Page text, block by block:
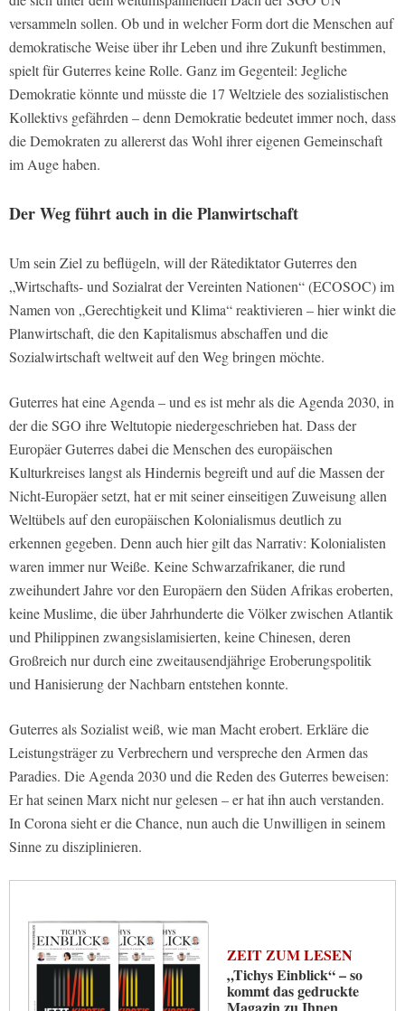
versammeln sollen. Ob und in welcher Form dort die Menschen auf
demokratische Weise über ihr Leben und ihre Zukunft bestimmen,
spielt für Guterres keine Rolle. Ganz im Gegenteil: Jegliche
Demokratie könnte und müsste die 17 Weltziele des sozialistischen
Kollektivs gefährden – denn Demokratie bedeutet immer noch, dass
die Demokraten zu allererst das Wohl ihrer eigenen Gemeinschaft
im Auge haben.
Der Weg führt auch in die Planwirtschaft
Um sein Ziel zu beflügeln, will der Rätediktator Guterres den
„Wirtschafts- und Sozialrat der Vereinten Nationen“ (ECOSOC) im
Namen von „Gerechtigkeit und Klima“ reaktivieren – hier winkt die
Planwirtschaft, die den Kapitalismus abschaffen und die
Sozialwirtschaft weltweit auf den Weg bringen möchte.
Guterres hat eine Agenda – und es ist mehr als die Agenda 2030, in
der die SGO ihre Weltutopie niedergeschrieben hat. Dass der
Europäer Guterres dabei die Menschen des europäischen
Kulturkreises langst als Hindernis begreift und auf die Massen der
Nicht-Europäer setzt, hat er mit seiner einseitigen Zuweisung allen
Weltübels auf den europäischen Kolonialismus deutlich zu
erkennen gegeben. Denn auch hier gilt das Narrativ: Kolonialisten
waren immer nur Weiße. Keine Schwarzafrikaner, die rund
zweihundert Jahre vor den Europäern den Süden Afrikas eroberten,
keine Muslime, die über Jahrhunderte die Völker zwischen Atlantik
und Philippinen zwangsislamisierten, keine Chinesen, deren
Großreich nur durch eine zweitausendjährige Eroberungspolitik
und Hanisierung der Nachbarn entstehen konnte.
Guterres als Sozialist weiß, wie man Macht erobert. Erkläre die
Leistungsträger zu Verbrechern und verspreche den Armen das
Paradies. Die Agenda 2030 und die Reden des Guterres beweisen:
Er hat seinen Marx nicht nur gelesen – er hat ihn auch verstanden.
In Corona sieht er die Chance, nun auch die Unwilligen in seinem
Sinne zu disziplinieren.
ZEIT ZUM LESEN
„Tichys Einblick“ – so
kommt das gedruckte